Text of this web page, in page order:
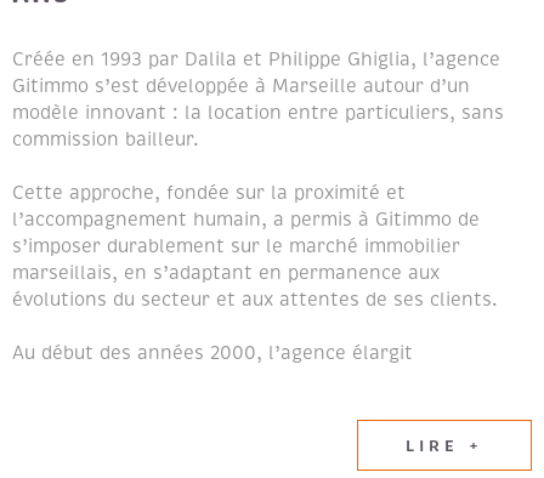
Créée en 1993 par Dalila et Philippe Ghiglia, l’agence
Gitimmo s’est développée à Marseille autour d’un
modèle innovant : la location entre particuliers, sans
commission bailleur.
Cette approche, fondée sur la proximité et
l’accompagnement humain, a permis à Gitimmo de
s’imposer durablement sur le marché immobilier
marseillais, en s’adaptant en permanence aux
évolutions du secteur et aux attentes de ses clients.
Au début des années 2000, l’agence élargit
LIRE +